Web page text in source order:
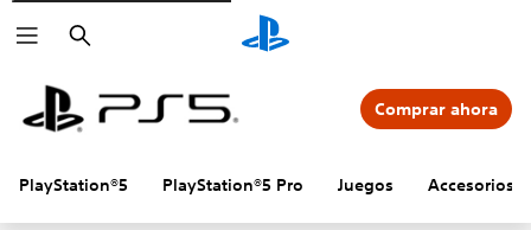
Buscar
PlayStation®5 PlayStation®5 Pro Juegos Accesorios
Comprar ahora